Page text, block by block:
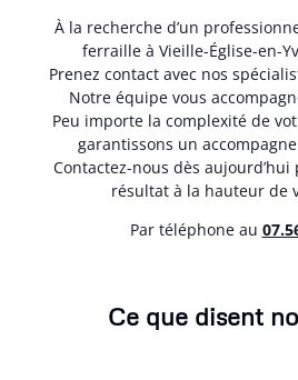
À la recherche d’un
ferraille à Vieille-Église-en-
Prenez contact avec nos
Notre équipe vous
Peu importe la complexité de
garantissons un
Contactez-nous dès aujourd’hui
résultat à la hauteur de
Par téléphone au
Ce que disent